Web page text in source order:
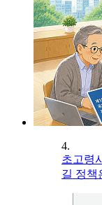
4.
초고령
길 정책